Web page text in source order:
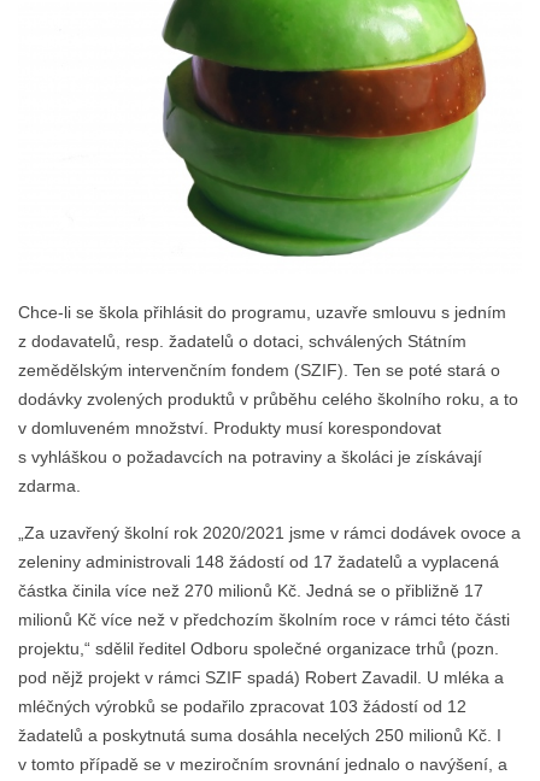
Chce-li se škola přihlásit do programu, uzavře smlouvu s jedním
z dodavatelů, resp. žadatelů o dotaci, schválených Státním
zemědělským intervenčním fondem (SZIF). Ten se poté stará o
dodávky zvolených produktů v průběhu celého školního roku, a to
v domluveném množství. Produkty musí korespondovat
s vyhláškou o požadavcích na potraviny a školáci je získávají
zdarma.
„Za uzavřený školní rok 2020/2021 jsme v rámci dodávek ovoce a
zeleniny administrovali 148 žádostí od 17 žadatelů a vyplacená
částka činila více než 270 milionů Kč. Jedná se o přibližně 17
milionů Kč více než v předchozím školním roce v rámci této části
projektu,“ sdělil ředitel Odboru společné organizace trhů (pozn.
pod nějž projekt v rámci SZIF spadá) Robert Zavadil. U mléka a
mléčných výrobků se podařilo zpracovat 103 žádostí od 12
žadatelů a poskytnutá suma dosáhla necelých 250 milionů Kč. I
v tomto případě se v meziročním srovnání jednalo o navýšení, a